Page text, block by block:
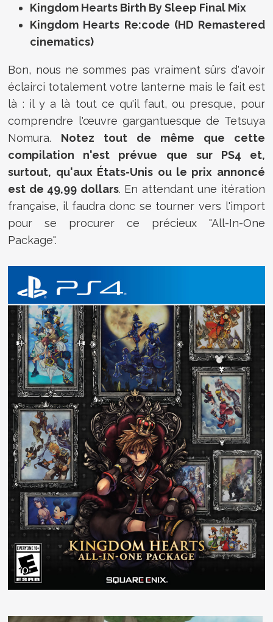
Kingdom Hearts Birth By Sleep Final Mix
Kingdom Hearts Re:code (HD Remastered
cinematics)
Bon, nous ne sommes pas vraiment sûrs d'avoir
éclairci totalement votre lanterne mais le fait est
là : il y a là tout ce qu'il faut, ou presque, pour
comprendre l'œuvre gargantuesque de Tetsuya
Nomura. Notez tout de même que cette
compilation n'est prévue que sur PS4 et,
surtout, qu'aux États-Unis ou le prix annoncé
est de 49,99 dollars. En attendant une itération
française, il faudra donc se tourner vers l'import
pour se procurer ce précieux "All-In-One
Package".